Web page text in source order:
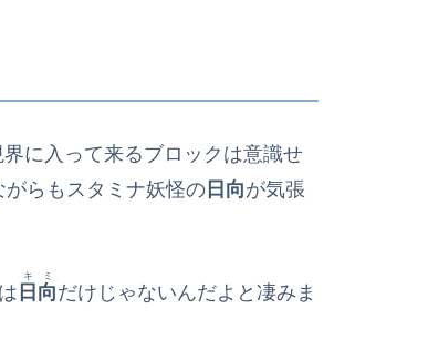
に入って来るブロックは意識せ
らもスタミナ妖怪の 日向が気張
日向
キミ
だけじゃないんだよと凄みま